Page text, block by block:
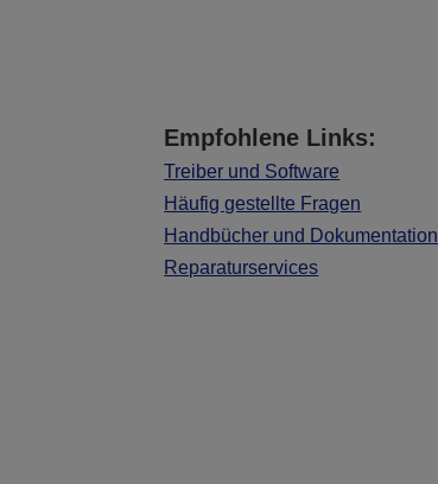
Empfohlene Links:
Treiber und Software
Häufig gestellte Fragen
Handbücher und Dokumentation
Reparaturservices